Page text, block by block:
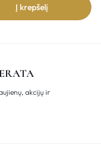
Į krepšelį
akcijų ir